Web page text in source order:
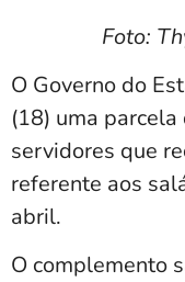
Foto:
O Governo do
(18) uma
servidores que
referente aos
abril.
O complemento